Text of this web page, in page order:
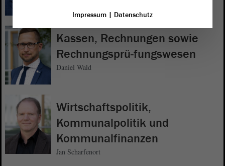
Kassen, Rechnungen sowie
Rechnungsprü-fungswesen
Daniel Wald
Wirtschaftspolitik,
Kommunalpolitik und
Kommunalfinanzen
Jan Scharfenort
Impressum| Datenschutz